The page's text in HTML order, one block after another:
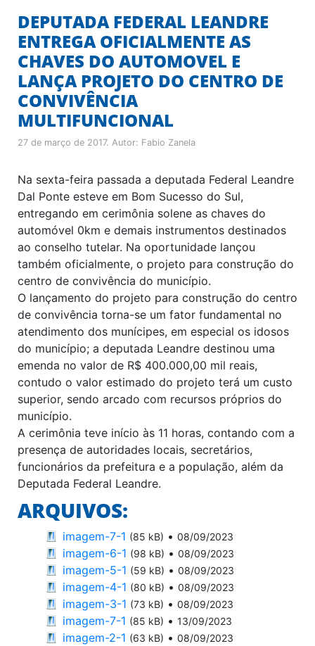
DEPUTADA FEDERAL LEANDRE
ENTREGA OFICIALMENTE AS
CHAVES DO AUTOMOVEL E
LANÇA PROJETO DO CENTRO DE
CONVIVÊNCIA
MULTIFUNCIONAL
27 de março de 2017. Autor: Fabio Zanela
Na sexta-feira passada a deputada Federal Leandre
Dal Ponte esteve em Bom Sucesso do Sul,
entregando em cerimônia solene as chaves do
automóvel 0km e demais instrumentos destinados
ao conselho tutelar. Na oportunidade lançou
também oficialmente, o projeto para construção do
centro de convivência do município.
O lançamento do projeto para construção do centro
de convivência torna-se um fator fundamental no
atendimento dos munícipes, em especial os idosos
do município; a deputada Leandre destinou uma
emenda no valor de R$ 400.000,00 mil reais,
contudo o valor estimado do projeto terá um custo
superior, sendo arcado com recursos próprios do
município.
A cerimônia teve início às 11 horas, contando com a
presença de autoridades locais, secretários,
funcionários da prefeitura e a população, além da
Deputada Federal Leandre.
ARQUIVOS:
imagem-7-1 (85 kB) • 08/09/2023
imagem-6-1 (98 kB) • 08/09/2023
imagem-5-1 (59 kB) • 08/09/2023
imagem-4-1 (80 kB) • 08/09/2023
imagem-3-1 (73 kB) • 08/09/2023
imagem-7-1 (85 kB) • 13/09/2023
imagem-2-1 (63 kB) • 08/09/2023